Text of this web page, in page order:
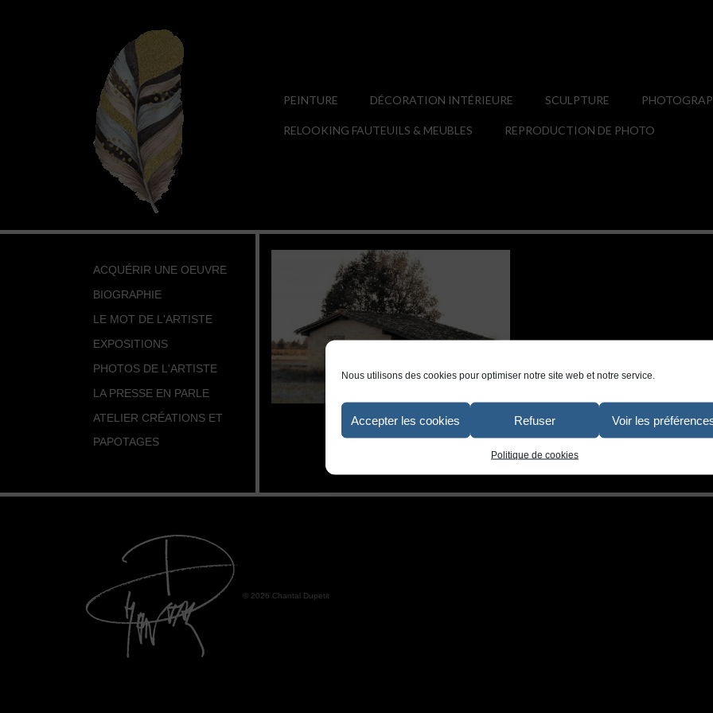
Nous utilisons des cookies pour optimiser notre site web et notre service.
Accepter les cookies Refuser Voir les
Politique de cookies
PEINTURE DÉCORATION INTÉRIEURE SCULPTURE
RELOOKING FAUTEUILS & MEUBLES REPRODUCTION DE PHOTO
ACQUÉRIR UNE OEUVRE
BIOGRAPHIE
LE MOT DE L'ARTISTE
EXPOSITIONS
PHOTOS DE L'ARTISTE
LA PRESSE EN PARLE
ATELIER CRÉATIONS ET
PAPOTAGES
© 2026 Chantal Dupetit